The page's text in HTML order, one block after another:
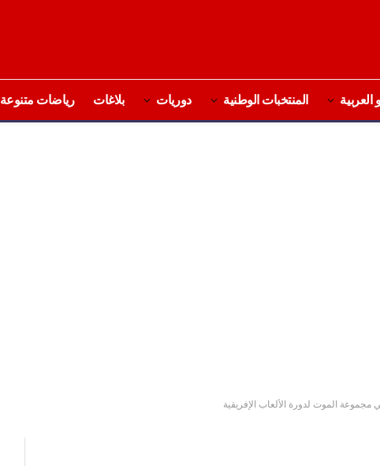
العربية المنتخبات الوطنية دوريات بلاغات رياضات متنوعة
مجموعة الموت لدورة الألعاب الإفريقية